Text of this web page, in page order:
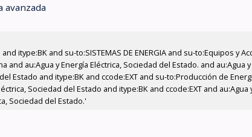
avanzada
itype:BK and su-to:SISTEMAS DE ENERGIA and su-to:Equipos y
au:Agua y Energía Eléctrica, Sociedad del Estado. and au:Agua
Estado and itype:BK and ccode:EXT and su-to:Producción de
Sociedad del Estado and itype:BK and ccode:EXT and au:Agua
Sociedad del Estado.'